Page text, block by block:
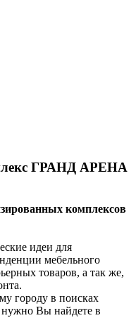
ГРАНД АРЕНА
комплексов
идеи для
мебельного
товаров, а так же,
городу в поисках
нужно Вы найдете в